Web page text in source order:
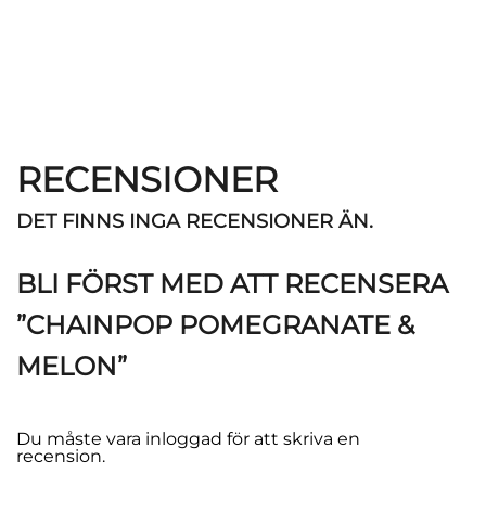
RECENSIONER
DET FINNS INGA RECENSIONER ÄN.
BLI FÖRST MED ATT RECENSERA
”CHAINPOP POMEGRANATE &
MELON”
Du måste vara inloggad för att skriva en
recension.